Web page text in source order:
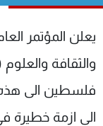
يعلن المؤتمر
والثقافة
فلسطين الى
الى ازمة خطيرة
الترددات
الإنـتـاج
لاعلاناتكم